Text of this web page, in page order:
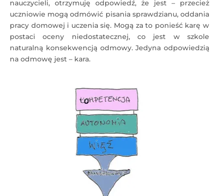
nauczycieli, otrzymuję odpowiedź, że jest – przecież
uczniowie mogą odmówić pisania sprawdzianu, oddania
pracy domowej i uczenia się. Mogą za to ponieść karę w
postaci oceny niedostatecznej, co jest w szkole
naturalną konsekwencją odmowy. Jedyna odpowiedzią
na odmowę jest – kara.